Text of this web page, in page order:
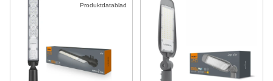
Produktdatablad